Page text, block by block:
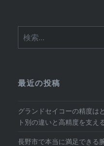
索:
最近の投稿
グランドセイコーの精度は
ト別の違いと高精度を支え
長野市で本当に満足できる